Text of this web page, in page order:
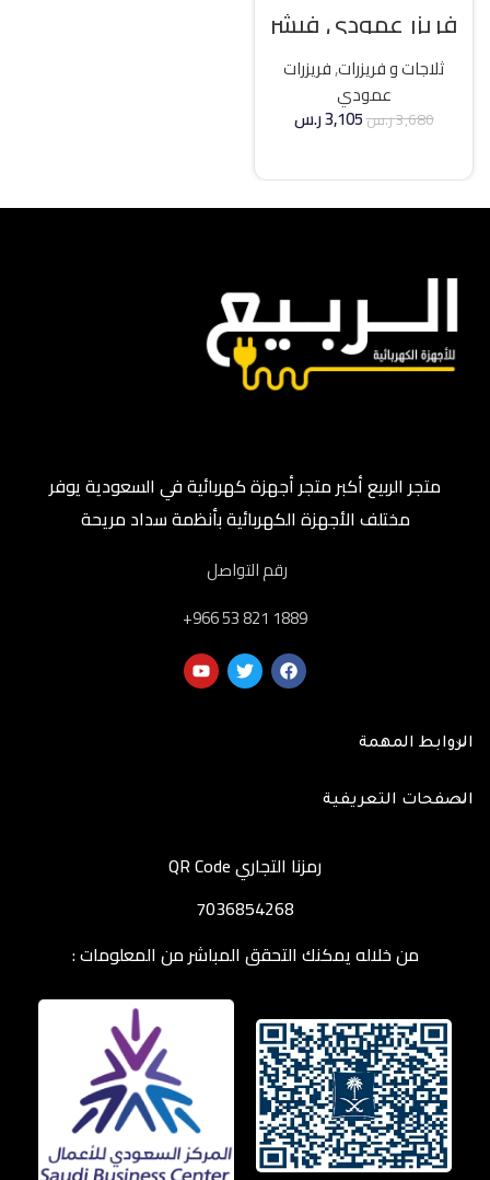
فريزر عمودي فيشر
21 قدم انفرتر – فضي
ثلاجات و فريزرات,فريزرات
عمودي
3,680ر.س3,105ر.س
متجر الربيع أكبر متجر أجهزة كهربائية في السعودية يوفر
مختلف الأجهزة الكهربائية بأنظمة سداد مريحة
رقم التواصل
‎+966 53 821 1889
الروابط المهمة
الصفحات التعريفية
رمزنا التجاري QR Code
7036854268
من خلاله يمكنك التحقق المباشر من المعلومات :